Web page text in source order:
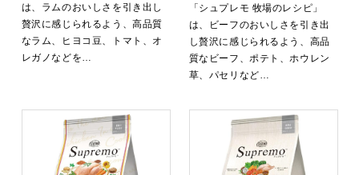
は、ラムのおいしさを引き出し
贅沢に感じられるよう、高品質
なラム、ヒヨコ豆、トマト、オ
レガノなどを…
「シュプレモ 牧場のレシピ」
は、ビーフのおいしさを引き出
し贅沢に感じられるよう、高品
質なビーフ、ポテト、ホウレン
草、パセリなど…